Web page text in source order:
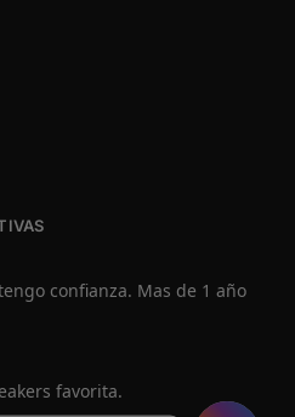
confianza. Mas de 1 año
favorita.